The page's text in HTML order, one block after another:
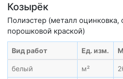
Козырёк
Полиэстер (металл
порошковой краской)
Вид работ Ед. изм.
белый м²